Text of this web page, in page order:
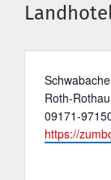
Adresse
Roth-
Telefon
09171-
Webseite
https://